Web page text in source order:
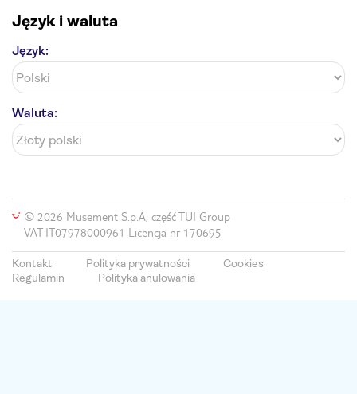
Język i waluta
Język:
Waluta:
© 2026 Musement S.p.A, część TUI Group
VAT IT07978000961 Licencja nr 170695
Kontakt Polityka prywatności
Cookies
Regulamin
Polityka anulowania